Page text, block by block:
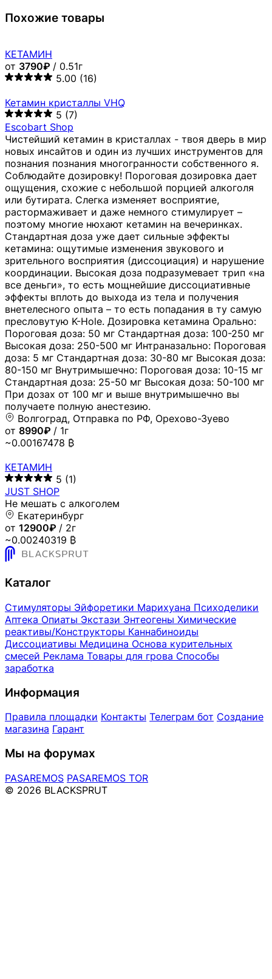
Похожие товары
КЕТАМИН
от 3790₽ / 0.51г
5.00 (16)
Кетамин кристаллы VHQ
5 (7)
Escobart Shop
Чистейший кетамин в кристаллах - твоя дверь в мир
новых инсайтов и один из лучших инструментов для
познания познания многогранности собственного я.
Соблюдайте дозировку! Пороговая дозировка дает
ощущения, схожие с небольшой порцией алкоголя
или бутирата. Слегка изменяет восприятие,
растормаживает и даже немного стимулирует –
поэтому многие нюхают кетамин на вечеринках.
Стандартная доза уже дает сильные эффекты
кетамина: ощутимые изменения звукового и
зрительного восприятия (диссоциация) и нарушение
координации. Высокая доза подразумевает трип «на
все деньги», то есть мощнейшие диссоциативные
эффекты вплоть до выхода из тела и получения
внетелесного опыта – то есть попадания в ту самую
пресловутую K-Hole. Дозировка кетамина Орально:
Пороговая доза: 50 мг Стандартная доза: 100-250 мг
Высокая доза: 250-500 мг Интраназально: Пороговая
доза: 5 мг Стандартная доза: 30-80 мг Высокая доза:
80-150 мг Внутримышечно: Пороговая доза: 10-15 мг
Стандартная доза: 25-50 мг Высокая доза: 50-100 мг
При дозах от 100 мг и выше внутримышечно вы
получаете полную анестезию.
Волгоград, Отправка по РФ, Орехово-Зуево
от 8990₽ / 1г
~0.00167478 ₿
КЕТАМИН
5 (1)
JUST SHOP
Не мешать с алкоголем
Екатеринбург
от 12900₽ / 2г
~0.00240319 ₿
Каталог
Стимуляторы Эйфоретики Марихуана Психоделики
Аптека Опиаты Экстази Энтеогены Химические
реактивы/Конструкторы Каннабиноиды
Диссоциативы Медицина Основа курительных
смесей Реклама Товары для грова Способы
заработка
Информация
Правила площадки Контакты Телеграм бот Создание
магазина Гарант
Мы на форумах
PASAREMOS PASAREMOS TOR
© 2026 BLACKSPRUT